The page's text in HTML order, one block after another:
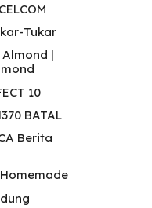
Tukar
|
10
BATAL
Berita